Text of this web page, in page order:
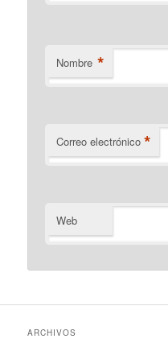
Nombre *
Correo electrónico *
Web
ARCHIVOS